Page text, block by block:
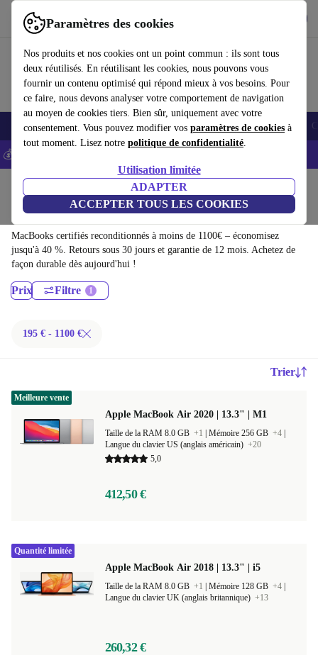
Paramètres des cookies
Nos produits et nos cookies ont un point commun : ils sont tous
deux réutilisés. En réutilisant les cookies, nous pouvons vous
fournir un contenu optimisé qui répond mieux à vos besoins. Pour
ce faire, nous devons analyser votre comportement de navigation
au moyen de cookies tiers. Bien sûr, uniquement avec votre
consentement. Vous pouvez modifier vos paramètres de cookies à
tout moment. Lisez notre politique de confidentialité.
Utilisation limitée
ADAPTER
ACCEPTER TOUS LES COOKIES
Utilisez refurbed rapidement et facilement
Smartphones Laptops Tablettes Montres connectées Accessoires
💰-5% EXTRA sur les iPhones – Code: IPHONEDEAL -
Ordinateurs portables
MacBooks:
MacBooks certifiés reconditionnés à moins de 1100€ – économisez
jusqu'à 40 %. Retours sous 30 jours et garantie de 12 mois. Achetez de
façon durable dès aujourd'hui !
Prix Filtre
195 € - 1100 €
Trier
Apple MacBook Air 2020 | 13.3" | M1
Taille de la RAM 8.0 GB +1 Mémoire 256 GB +4
Langue du clavier US (anglais américain) +20
5,0
412,50 €
Meilleure vente
Apple MacBook Air 2018 | 13.3" | i5
Taille de la RAM 8.0 GB +1 Mémoire 128 GB +4
Langue du clavier UK (anglais britannique) +13
260,32 €
Quantité limitée